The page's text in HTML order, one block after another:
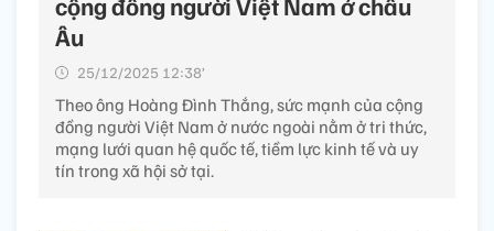
Âu
25/12/2025 12:38’
Theo ông Hoàng Đình Thắng, sức mạnh của cộng
đồng người Việt Nam ở nước ngoài nằm ở tri thức,
mạng lưới quan hệ quốc tế, tiềm lực kinh tế và uy
tín trong xã hội sở tại.